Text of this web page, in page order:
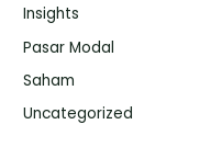
Insights
Pasar Modal
Saham
Uncategorized